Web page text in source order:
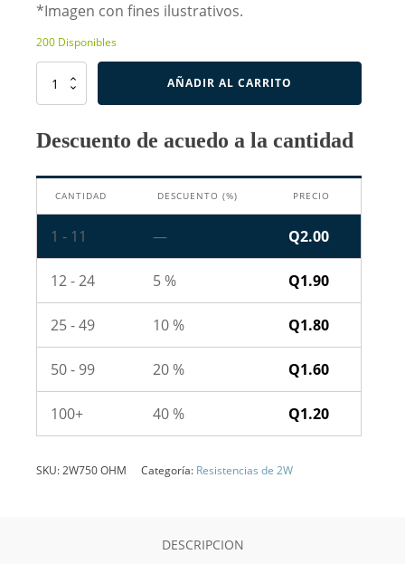
*Imagen con fines ilustrativos.
200 Disponibles
Resistencia
2W
AÑADIR AL CARRITO
Descuento de acuedo a la cantidad
CANTIDAD DESCUENTO (%) PRECIO
1 - 11 — Q2.00
12 - 24 5 % Q1.90
25 - 49 10 % Q1.80
50 - 99 20 % Q1.60
100+ 40 % Q1.20
SKU:2W750 OHM Categoría: Resistencias de 2W
DESCRIPCION